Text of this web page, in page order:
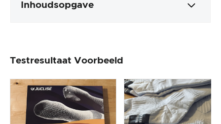
Inhoudsopgave
Productverwerking en uiterlijk
De praktijktest
Prijs/prestatieverhouding
Testresultaat Voorbeeld